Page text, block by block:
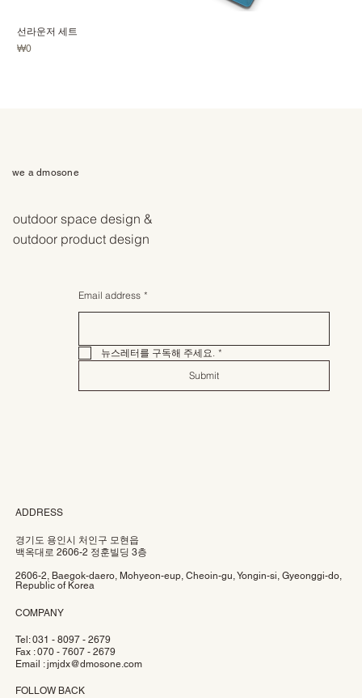
선라운저 세트
가격
₩0
we a dmosone
outdoor space design &
outdoor product design
Email address *
뉴스레터를 구독해 주세요.
*
Submit
ADDRESS
경기도 용인시 처인구 모현읍
백옥대로 2606-2 정훈빌딩 3층
2606-2, Baegok-daero, Mohyeon-eup, Cheoin-gu, Yongin-si, Gyeonggi-do,
Republic of Korea
COMPANY
Tel: 031 - 8097 - 2679
Fax : 070 - 7607 - 2679
Email :jmjdx@dmosone.com
FOLLOW BACK